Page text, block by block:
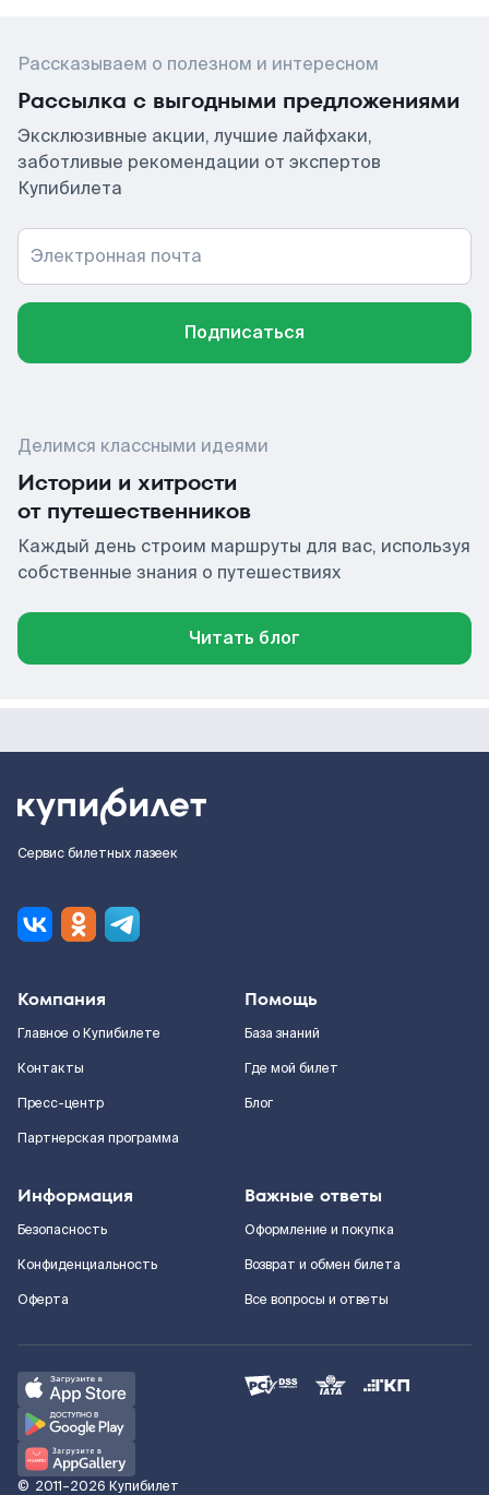
Рассказываем о полезном и интересном
Рассылка с выгодными предложениями
Эксклюзивные акции, лучшие лайфхаки,
заботливые рекомендации от экспертов
Купибилета
Электронная почта
Подписаться
Делимся классными идеями
Истории и хитрости
от путешественников
Каждый день строим маршруты для вас, используя
собственные знания о путешествиях
Читать блог
Сервис билетных лазеек
Компания
Главное о Купибилете
Контакты
Пресс-центр
Партнерская программа
Помощь
База знаний
Где мой билет
Блог
Информация
Безопасность
Конфиденциальность
Оферта
Важные ответы
Оформление и покупка
Возврат и обмен билета
Все вопросы и ответы
© 2011–2026 Купибилет